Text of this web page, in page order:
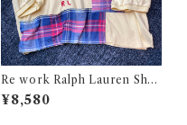
Re work Ralph Lauren Shor
t length Polo shirt / リワー
ク ラルフローレン ショート丈
¥8,580